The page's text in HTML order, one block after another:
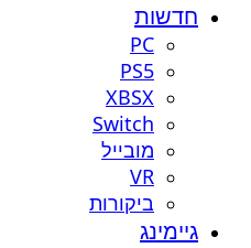
חדשות
PC
PS5
XBSX
Switch
מובייל
VR
ביקורות
גיימינג